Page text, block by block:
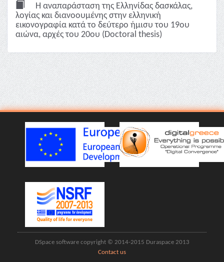
Η αναπαράσταση της Ελληνίδας δασκάλας,
λoγίας και διανοουμένης στην ελληνική
εικονογραφία κατά το δεύτερο ήμισυ του 19ου
αιώνα, αρχές του 20ου (Doctoral thesis)
DSpace software copyright © 2014-2015 Duraspace 2013
Contact us